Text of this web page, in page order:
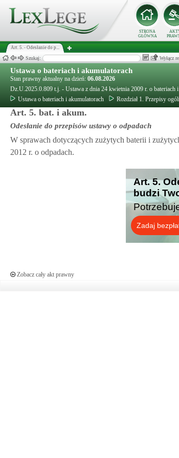
STRONA
GŁÓWNA
Art. 5. - Odesłanie do p...
Szukaj: Wyłącz
Ustawa o bateriach i akumulatorach
Stan prawny aktualny na dzień: 06.08.2026
Dz.U.2025.0.809 t.j. - Ustawa z dnia 24 kwietnia 2009 r. o bateriach
Ustawa o bateriach i akumulatorach
Rozdział 1. Przepisy
Art. 5. bat. i akum.
Odesłanie do przepisów ustawy o odpadach
W sprawach dotyczących zużytych baterii i
2012 r. o odpadach.
Art. 5.
budzi
Zadaj
Zobacz cały akt prawny